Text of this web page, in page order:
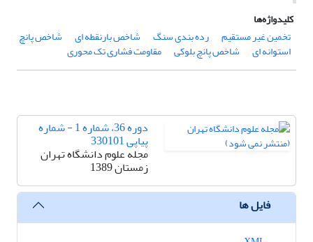
کلیدواژه‌ها
تخمین غیر مستقیم
رده بندی سنگ شاخص بارنقطه ای شاخص پانچ
استوانه ای شاخص پانچ بلوکی مقاومت فشاری تک محوری
دوره 36، شماره 1 - شماره
پیاپی 330101
مجله علوم دانشگاه تهران
زمستان 1389
فایل ها